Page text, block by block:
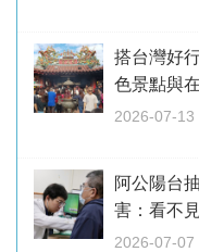
搭台灣好
色景點與
2026-07-13
阿公陽台
害：看不
2026-07-07